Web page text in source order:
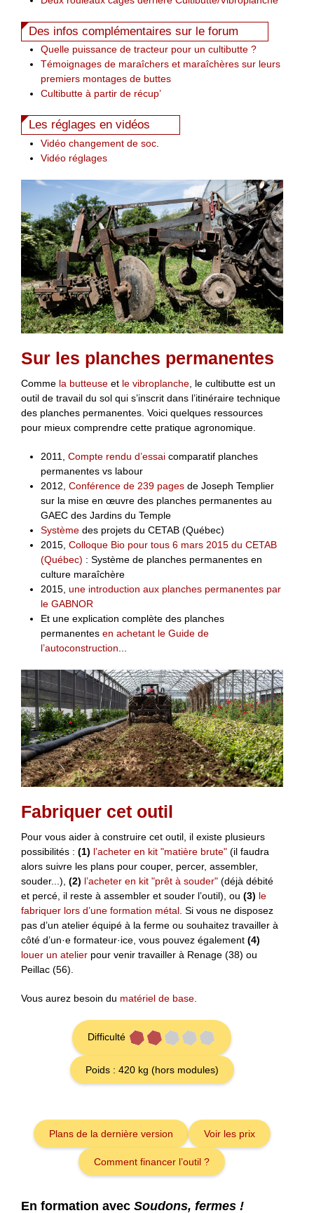
Des infos complémentaires sur le forum
Quelle puissance de tracteur pour un cultibutte ?
Témoignages de maraîchers et maraîchères sur leurs
premiers montages de buttes
Cultibutte à partir de récup’
Les réglages en vidéos
Vidéo changement de soc
Vidéo réglages
Sur les planches permanentes
Comme la butteuse et le vibroplanche , le cultibutte est un
outil de travail du sol qui s’inscrit dans l’itinéraire technique
des planches permanentes. Voici quelques ressources
pour mieux comprendre cette pratique agronomique.
2011,Compte rendu d’essai comparatif planches
permanentes vs labour
2012,Conférence de 239 pages de Joseph Templier
sur la mise en œuvre des planches permanentes au
GAEC des Jardins du Temple
Système des projets du CETAB (Québec)
2015,Colloque Bio pour tous 6 mars 2015 du CETAB
(Québec) : Système de planches permanentes en
culture maraîchère
2015,une introduction aux planches permanentes par
le GABNOR
Et une explication complète des planches
permanentesen achetant le Guide de
l’autoconstruction
Fabriquer cet outil
Pour vous aider à construire cet outil, il existe plusieurs
possibilités : (1) l’acheter en kit "matière brute" (il faudra
alors suivre les plans pour couper, percer, assembler,
souder...), (2) l’acheter en kit "prêt à souder" (déjà débité
et percé, il reste à assembler et souder l’outil), ou (3) le
fabriquer lors d’une formation métal . Si vous ne disposez
pas d’un atelier équipé à la ferme ou souhaitez travailler à
côté d’un·e formateur·ice, vous pouvez également (4)
louer un atelier pour venir travailler à Renage (38) ou
Peillac (56).
Vous aurez besoin du matériel de base
Difficulté
Poids : 420 kg (hors modules)
Plans de la dernière version Voir les prix
Comment financer l’outil ?
En formation avec Soudons, fermes !